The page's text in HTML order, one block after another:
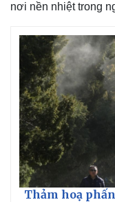
nơi nền nhiệt trong
Thảm hoạ